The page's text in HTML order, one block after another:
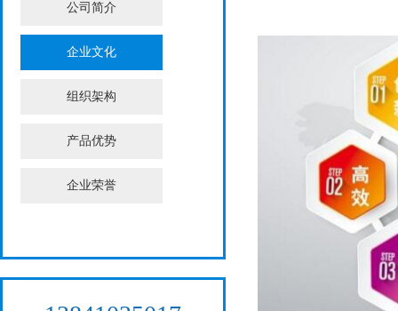
公司简介
企业文化
组织架构
产品优势
企业荣誉